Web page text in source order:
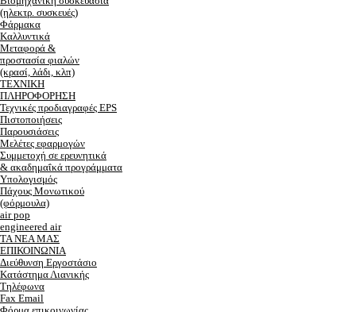
(ηλεκτρ. συσκευές)
Φάρμακα
Καλλυντικά
Μεταφορά &
προστασία φιαλών
(κρασί, λάδι, κλπ)
ΤΕΧΝΙΚΗ
ΠΛΗΡΟΦΟΡΗΣΗ
Τεχνικές προδιαγραφές EPS
Πιστοποιήσεις
Παρουσιάσεις
Μελέτες εφαρμογών
Συμμετοχή σε ερευνητικά
& ακαδημαΐκά προγράμματα
Υπολογισμός
Πάχους Μονωτικού
(φόρμουλα)
air pop
engineered air
ΤΑ ΝΕΑ ΜΑΣ
ΕΠΙΚΟΙΝΩΝΙΑ
Διεύθυνση Εργοστάσιο
Κατάστημα Λιανικής
Τηλέφωνα
Fax Email